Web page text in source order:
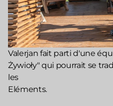
Valerjan fait parti d'une
Żywioły" qui pourrait se
les
Eléments.